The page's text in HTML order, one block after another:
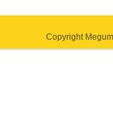
Copyright